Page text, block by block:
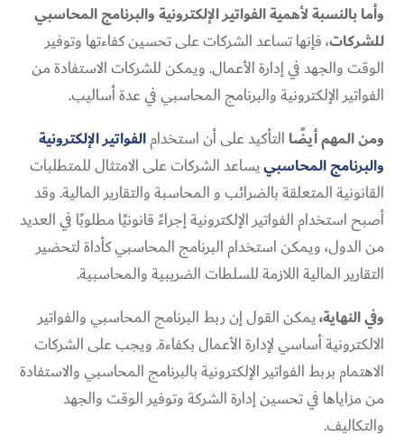
وأما بالنسبة لأهمية الفواتير الإلكترونية والبرنامج المحاسبي
للشركات، فإنها تساعد الشركات على تحسين كفاءتها وتوفير
الوقت والجهد في إدارة الأعمال. ويمكن للشركات الاستفادة من
الفواتير الإلكترونية والبرنامج المحاسبي في عدة أساليب.
ومن المهم أيضًا التأكيد على أن استخدامالفواتير الإلكترونية
والبرنامج المحاسبييساعد الشركات على الامتثال للمتطلبات
القانونية المتعلقة بالضرائب و المحاسبة والتقارير المالية. وقد
أصبح استخدام الفواتير الإلكترونية إجراءً قانونيًا مطلوبًا في العديد
من الدول، ويمكن استخدام البرنامج المحاسبي كأداة لتحضير
التقارير المالية اللازمة للسلطات الضريبية والمحاسبية.
وفي النهاية،يمكن القول إن ربط البرنامج المحاسبي والفواتير
الالكترونية أساسي لإدارة الأعمال بكفاءة. ويجب على الشركات
الاهتمام بربط الفواتير الإلكترونية بالبرنامج المحاسبي والاستفادة
من مزاياها في تحسين إدارة الشركة وتوفير الوقت والجهد
والتكاليف.